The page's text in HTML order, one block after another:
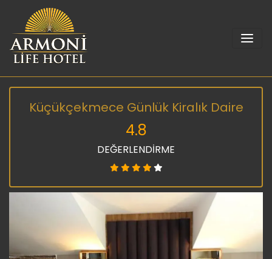
Küçükçekmece Günlük Kiralık Daire
4.8
DEĞERLENDİRME